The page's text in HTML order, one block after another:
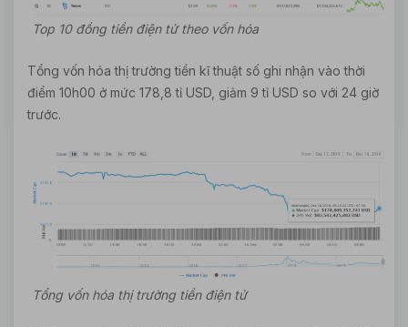
Top 10 đồng tiền điện tử theo vốn hóa
Tổng vốn hóa thị trường tiền kĩ thuật số ghi nhận vào thời
điểm 10h00 ở mức 178,8 tỉ USD, giảm 9 tỉ USD so với 24 giờ
trước.
Tổng vốn hóa thị trường tiền điện tử